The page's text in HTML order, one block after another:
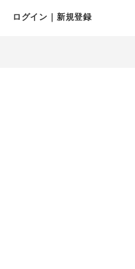
ログイン｜新規登録